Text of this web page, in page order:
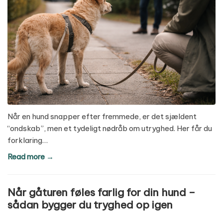
Når en hund snapper efter fremmede, er det sjældent
“ondskab”, men et tydeligt nødråb om utryghed. Her får du
forklaring…
Read more →
Når gåturen føles farlig for din hund –
sådan bygger du tryghed op igen